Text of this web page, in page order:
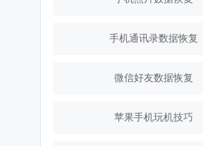
手机通讯录数据恢复
微信好友数据恢复
苹果手机玩机技巧